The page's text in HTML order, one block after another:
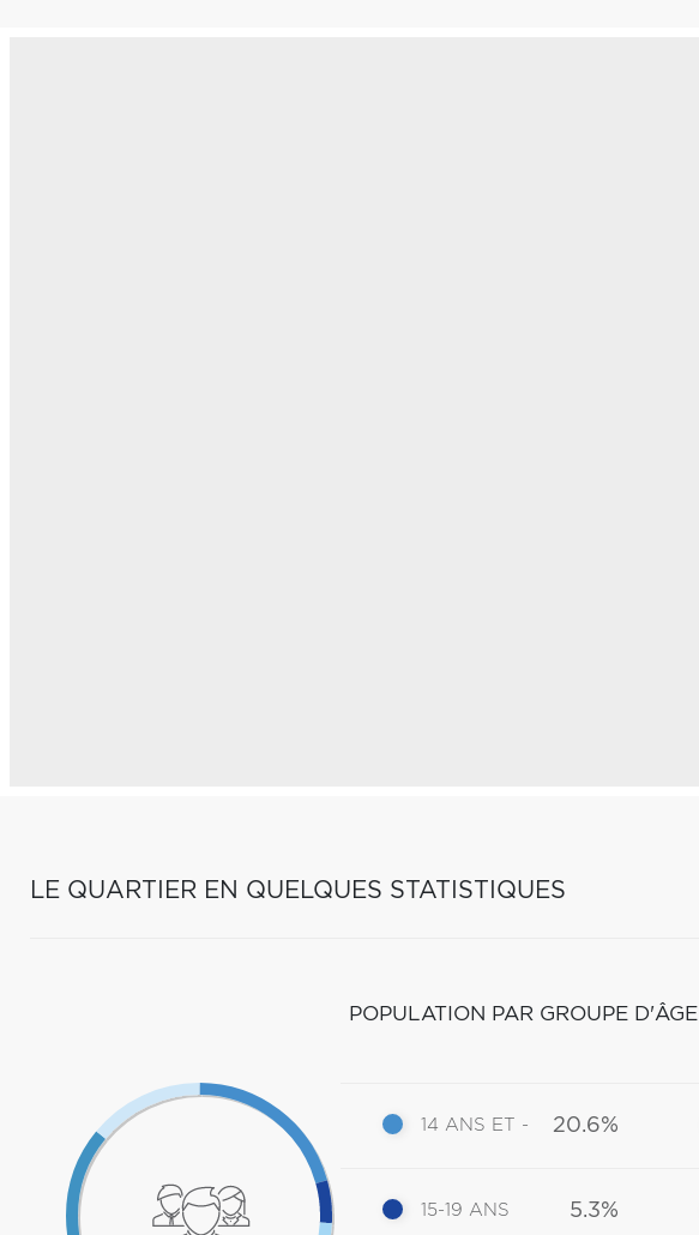
LE QUARTIER EN QUELQUES STATISTIQUES
POPULATION PAR GROUPE D'ÂGE
14 ANS ET - 20.6%
15-19 ANS 5.3%